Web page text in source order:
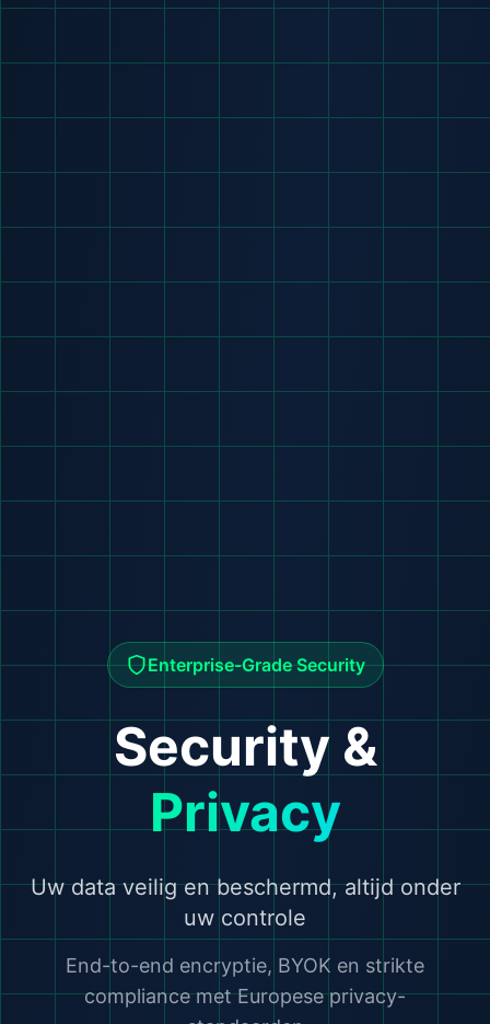
Enterprise-Grade Security
Security &
Privacy
Uw data veilig en beschermd, altijd onder
uw controle
End-to-end encryptie, BYOK en strikte
compliance met Europese privacy-